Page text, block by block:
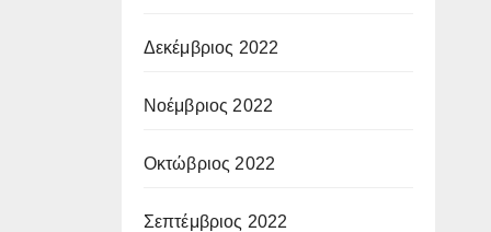
Δεκέμβριος 2022
Νοέμβριος 2022
Οκτώβριος 2022
Σεπτέμβριος 2022